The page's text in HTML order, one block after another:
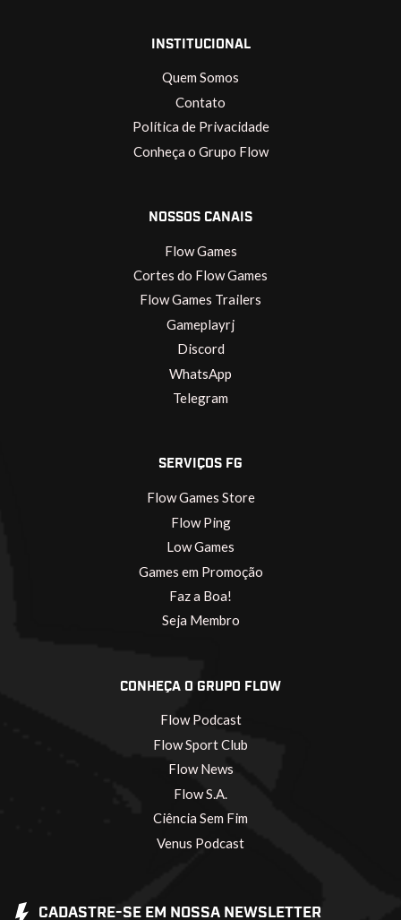
INSTITUCIONAL
Quem Somos
Contato
Política de Privacidade
Conheça o Grupo Flow
NOSSOS CANAIS
Flow Games
Cortes do Flow Games
Flow Games Trailers
Gameplayrj
Discord
WhatsApp
Telegram
SERVIÇOS FG
Flow Games Store
Flow Ping
Low Games
Games em Promoção
Faz a Boa!
Seja Membro
CONHEÇA O GRUPO FLOW
Flow Podcast
Flow Sport Club
Flow News
Flow S.A.
Ciência Sem Fim
Venus Podcast
CADASTRE-SE EM NOSSA NEWSLETTER